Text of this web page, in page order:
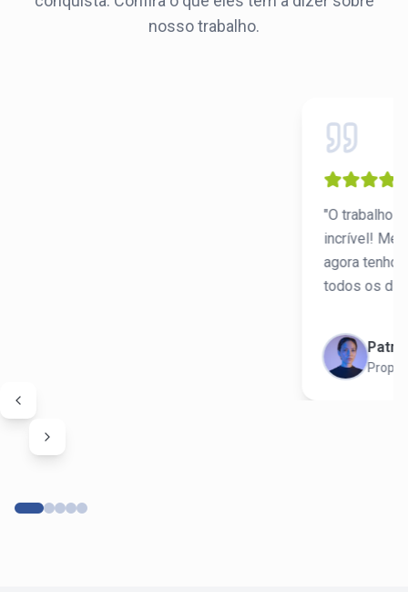
nosso trabalho.
"A
loja.
"O trabalho
incrível!
agora tenho
todos os
Anterior
Próximo